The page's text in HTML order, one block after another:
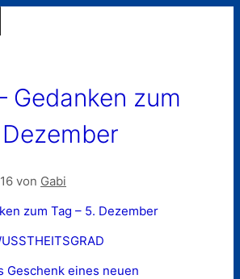
Gedanken zum
von Gabi
zum Tag – 5. Dezember
Geschenk eines neuen